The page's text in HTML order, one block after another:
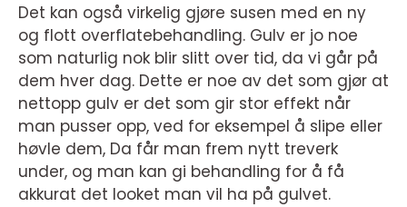
Det kan også virkelig gjøre susen med en ny
og flott overflatebehandling. Gulv er jo noe
som naturlig nok blir slitt over tid, da vi går på
dem hver dag. Dette er noe av det som gjør at
nettopp gulv er det som gir stor effekt når
man pusser opp, ved for eksempel å slipe eller
høvle dem, Da får man frem nytt treverk
under, og man kan gi behandling for å få
akkurat det looket man vil ha på gulvet.